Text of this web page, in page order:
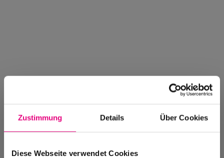
Zustimmung Details Über Cookies
Diese Webseite verwendet Cookies